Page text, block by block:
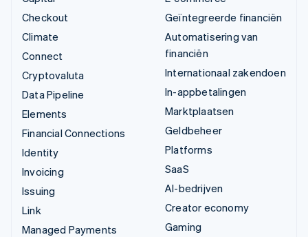
Checkout
Climate
Connect
Cryptovaluta
Data Pipeline
Elements
Financial Connections
Identity
Invoicing
Issuing
Link
Managed Payments
Geïntegreerde financiën
Automatisering van
financiën
Internationaal zakendoen
In-appbetalingen
Marktplaatsen
Geldbeheer
Platforms
SaaS
AI-bedrijven
Creator economy
Gaming